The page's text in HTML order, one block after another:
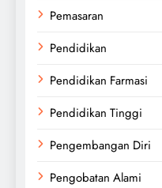
Pemasaran
Pendidikan
Pendidikan Farmasi
Pendidikan Tinggi
Pengembangan Diri
Pengobatan Alami